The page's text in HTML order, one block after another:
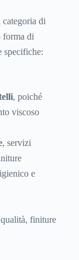
di
forma di
specifiche:
, poiché
viscoso
, servizi
e
qualità, finiture